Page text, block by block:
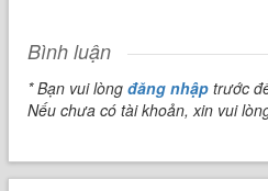
Tổng thống Obama tổ chức một cuộc
But bullying is a problem not just
Bình luận
* Bạn vui lòngđăng nhập trước
Nếu chưa có tài khoản, xin vui